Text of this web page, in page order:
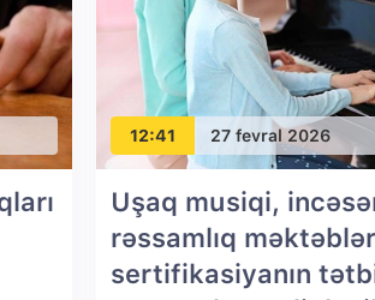
12:41 27 fevral 2026
Uşaq musiqi,
rəssamlıq
sertifikasiyanın